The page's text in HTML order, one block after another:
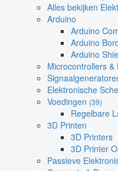
Alles bekijken
Arduino
Arduino
Arduino
Arduino
Microcontrollers
Elektronische
Voedingen (39)
Regelbare
3D Printen
3D Printers
3D Printer
Passieve